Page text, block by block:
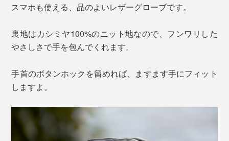
スマホも使える、品のよいレザーグローブです。
裏地はカシミヤ100%のニット地なので、フンワリした
やさしさで手を包んでくれます。
手首のボタンホックを留めれば、ますます手にフィット
しますよ。